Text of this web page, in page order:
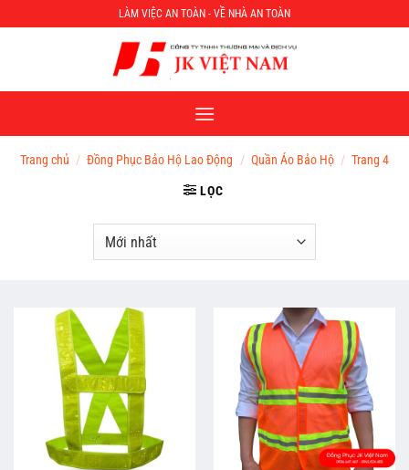
đến
LÀM VIỆC AN TOÀN - VỀ NHÀ AN TOÀN
Trang chủ / Đồng Phục Bảo Hộ Lao Động / Quần Áo Bảo Hộ / Trang 4
LỌC